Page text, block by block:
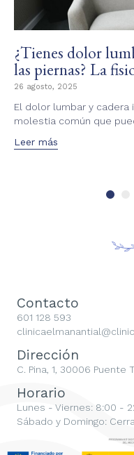
¿Tienes dolor
las piernas? La
26 agosto, 2025
El dolor lumbar y cadera
molestia común que
Leer más
Contacto
601 128 593
Dirección
C. Pina, 1, 30006 Puente
Horario
Lunes - Viernes: 8:00 -
Sábado y Domingo: